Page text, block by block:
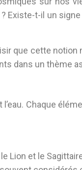
t-il un
que cette
dans un thème
l’eau. Chaque
Lion et le